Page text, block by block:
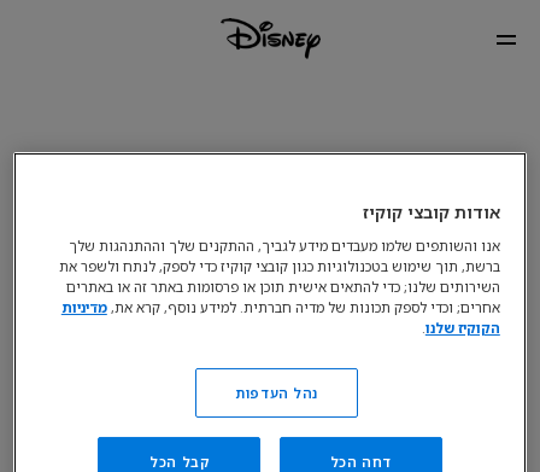
אודות קובצי קוקיז
אנו והשותפים שלמו מעבדים מידע לגביך, ההתקנים שלך וההתנהגות שלך
ברשת, תוך שימוש בטכנולוגיות כגון קובצי קוקיז כדי לספק, לנתח ולשפר את
השירותים שלנו; כדי להתאים אישית תוכן או פרסומות באתר זה או באתרים
אחרים; וכדי לספק תכונות של מדיה חברתית. למידע נוסף, קרא את,מדיניות
הקוקיז שלנו
נהל העדפות
דחה הכל קבל הכל